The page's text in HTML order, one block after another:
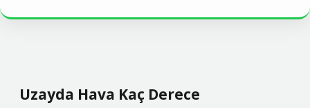
Uzayda Hava Kaç Derece